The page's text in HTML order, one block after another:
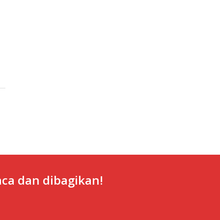
dan dibagikan!